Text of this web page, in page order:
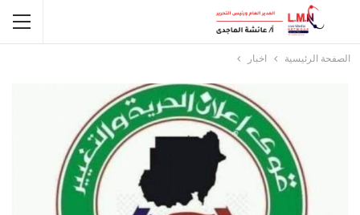
الصفحة الرئيسية اخبار